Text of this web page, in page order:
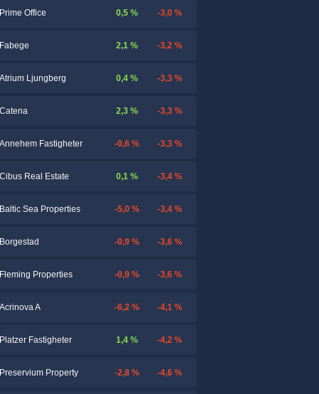
Prime Office 0,5 % -3,0 %
Fabege 2,1 % -3,2 %
Atrium Ljungberg 0,4 % -3,3 %
Catena 2,3 % -3,3 %
Annehem Fastigheter -0,6 % -3,3 %
Cibus Real Estate 0,1 % -3,4 %
Baltic Sea Properties -5,0 % -3,4 %
Borgestad -0,9 % -3,6 %
Fleming Properties -0,9 % -3,6 %
Acrinova A -6,2 % -4,1 %
Platzer Fastigheter 1,4 % -4,2 %
Preservium Property -2,8 % -4,6 %